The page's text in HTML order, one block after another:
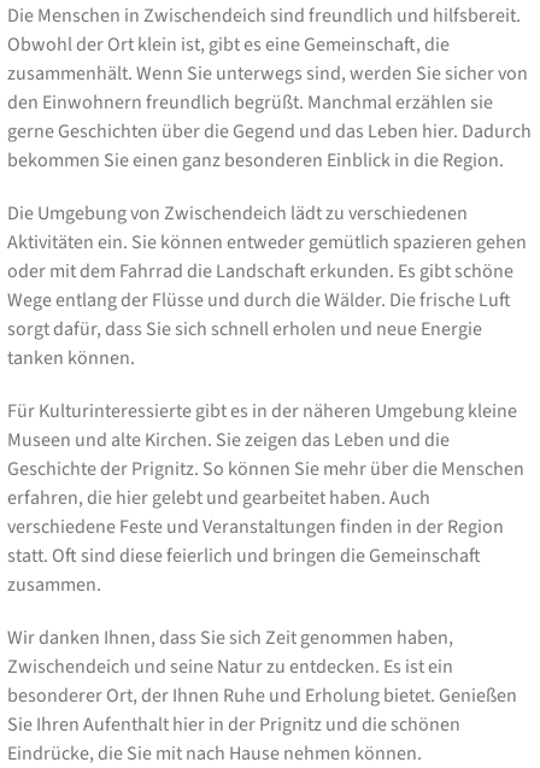
Die Menschen in Zwischendeich sind freundlich und hilfsbereit.
Obwohl der Ort klein ist, gibt es eine Gemeinschaft, die
zusammenhält. Wenn Sie unterwegs sind, werden Sie sicher von
den Einwohnern freundlich begrüßt. Manchmal erzählen sie
gerne Geschichten über die Gegend und das Leben hier. Dadurch
bekommen Sie einen ganz besonderen Einblick in die Region.
Die Umgebung von Zwischendeich lädt zu verschiedenen
Aktivitäten ein. Sie können entweder gemütlich spazieren gehen
oder mit dem Fahrrad die Landschaft erkunden. Es gibt schöne
Wege entlang der Flüsse und durch die Wälder. Die frische Luft
sorgt dafür, dass Sie sich schnell erholen und neue Energie
tanken können.
Für Kulturinteressierte gibt es in der näheren Umgebung kleine
Museen und alte Kirchen. Sie zeigen das Leben und die
Geschichte der Prignitz. So können Sie mehr über die Menschen
erfahren, die hier gelebt und gearbeitet haben. Auch
verschiedene Feste und Veranstaltungen finden in der Region
statt. Oft sind diese feierlich und bringen die Gemeinschaft
zusammen.
Wir danken Ihnen, dass Sie sich Zeit genommen haben,
Zwischendeich und seine Natur zu entdecken. Es ist ein
besonderer Ort, der Ihnen Ruhe und Erholung bietet. Genießen
Sie Ihren Aufenthalt hier in der Prignitz und die schönen
Eindrücke, die Sie mit nach Hause nehmen können.